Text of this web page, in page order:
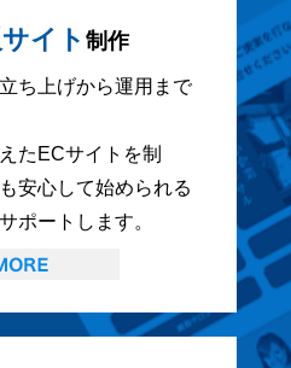
イト 制作
ち上げから運用まで
たECサイトを制
安心して始められる
ポートします。